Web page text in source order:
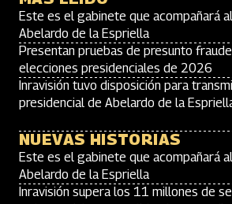
Este es el gabinete que acompañará
Abelardo de la Espriella
Presentan pruebas de presunto
elecciones presidenciales de 2026
Inravisión tuvo disposición para
presidencial de Abelardo de la
NUEVAS HISTORIAS
Este es el gabinete que acompañará
Abelardo de la Espriella
Inravisión supera los 11 millones de